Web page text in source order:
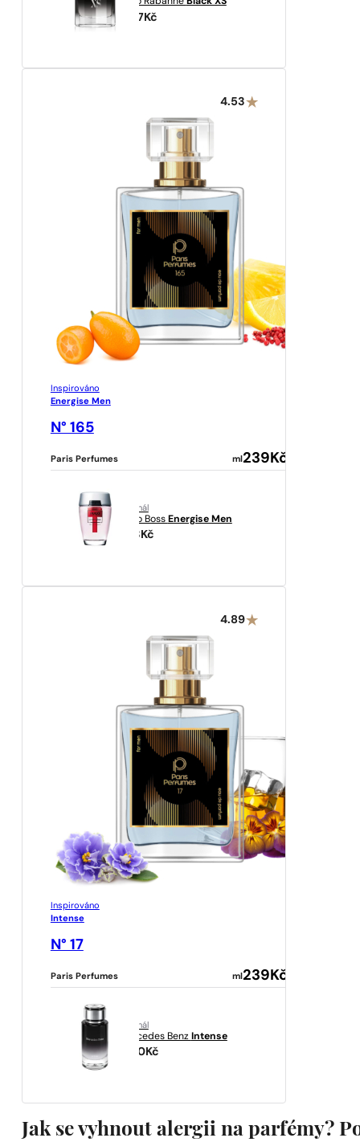
Paco Rabanne Black XS
1937Kč
4.53
Inspirováno
Energise Men
N° 165
Paris Perfumes ml 239Kč
originál
Hugo Boss Energise Men
1173Kč
4.89
Inspirováno
Intense
N° 17
Paris Perfumes ml 239Kč
originál
Mercedes Benz Intense
1350Kč
Jak se vyhnout alergii na parfémy?